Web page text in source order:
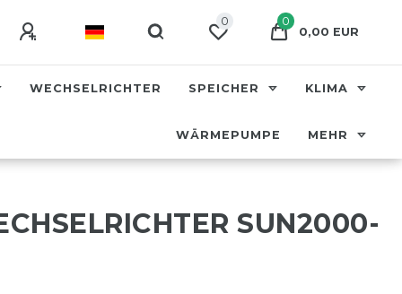
0
0
0,00 EUR
WECHSELRICHTER SPEICHER KLIMA
WÄRMEPUMPE MEHR
SUN2000-